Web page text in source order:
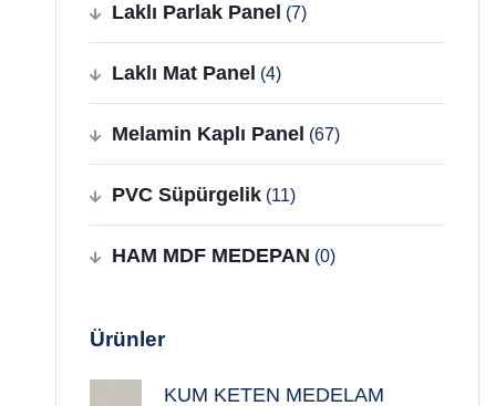
Laklı Parlak Panel (7)
Laklı Mat Panel (4)
Melamin Kaplı Panel (67)
PVC Süpürgelik (11)
HAM MDF MEDEPAN (0)
Ürünler
KUM KETEN MEDELAM